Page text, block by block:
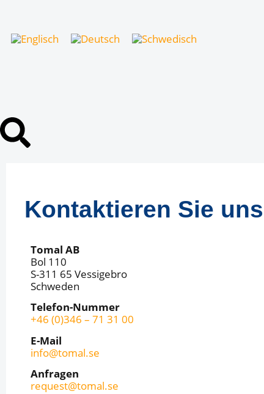
Kontaktieren Sie
Tomal AB
Bol 110
S-311 65 Vessigebro
Schweden
Telefon-Nummer
+46 (0)346 – 71 31 00
E-Mail
info@tomal.se
Anfragen
request@tomal.se